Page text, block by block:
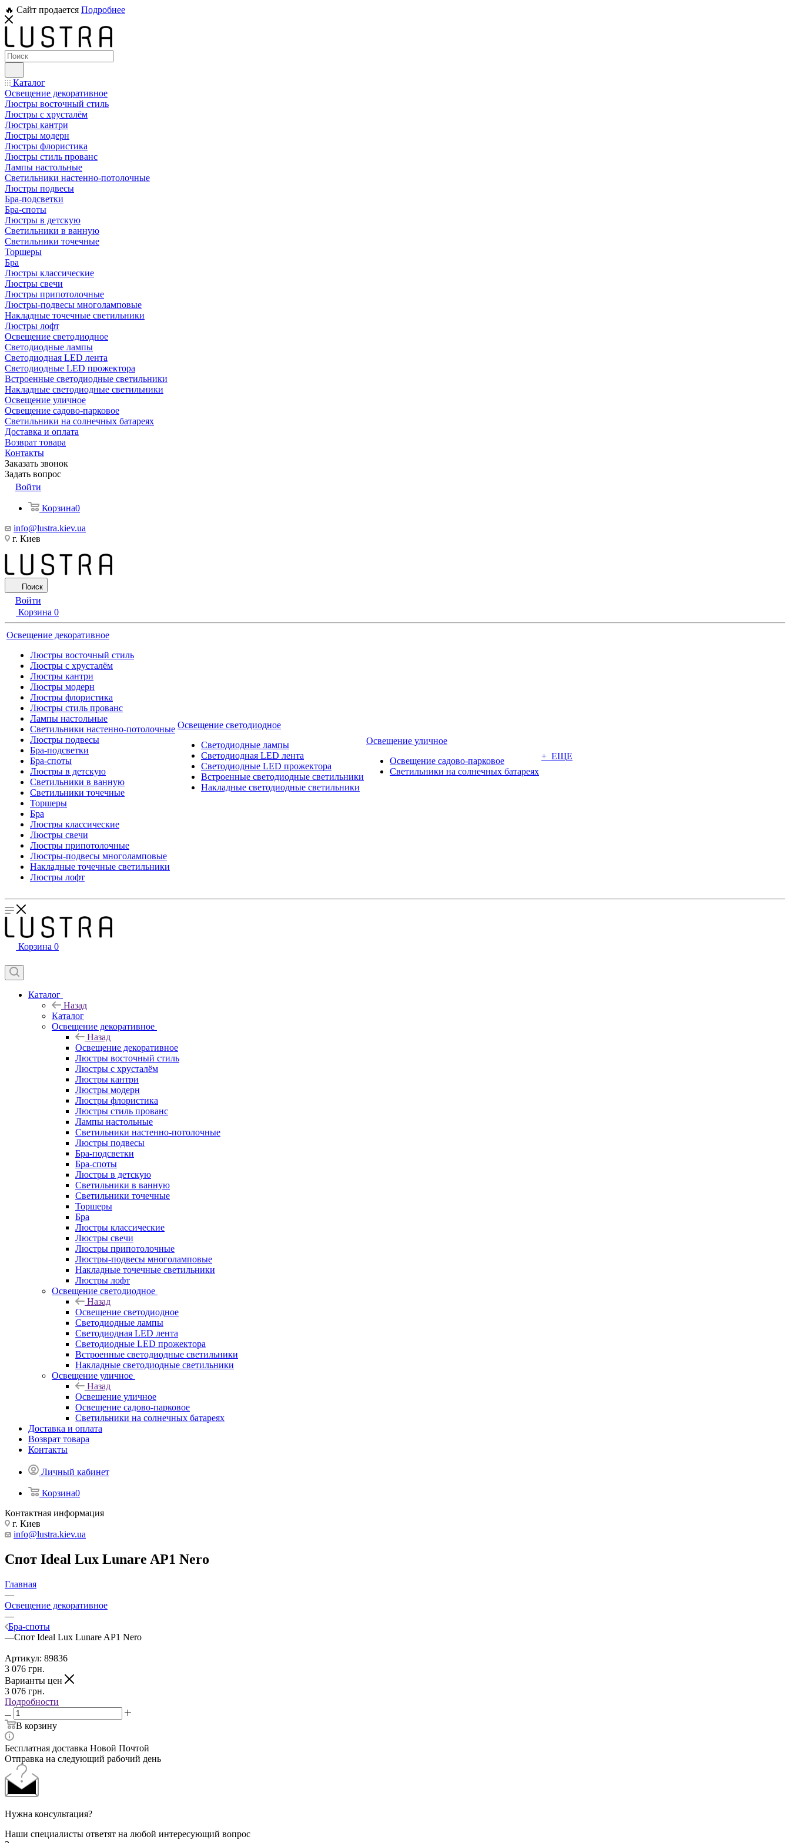
🔥 Сайт продается Подробнее
Каталог
Освещение декоративное
Люстры восточный стиль
Люстры с хрусталём
Люстры кантри
Люстры модерн
Люстры флористика
Люстры стиль прованс
Лампы настольные
Светильники настенно-потолочные
Люстры подвесы
Бра-подсветки
Бра-споты
Люстры в детскую
Светильники в ванную
Светильники точечные
Торшеры
Бра
Люстры классические
Люстры свечи
Люстры припотолочные
Люстры-подвесы многоламповые
Накладные точечные светильники
Люстры лофт
Освещение светодиодное
Светодиодные лампы
Светодиодная LED лента
Светодиодные LED прожектора
Встроенные светодиодные светильники
Накладные светодиодные светильники
Освещение уличное
Освещение садово-парковое
Светильники на солнечных батареях
Доставка и оплата
Возврат товара
Контакты
Заказать звонок
Задать вопрос
Войти
Корзина0
info@lustra.kiev.ua
г. Киев
Поиск
Войти
Корзина 0
Освещение декоративное
Люстры восточный стиль
Люстры с хрусталём
Люстры кантри
Люстры модерн
Люстры флористика
Люстры стиль прованс
Лампы настольные
Светильники настенно-потолочные
Люстры подвесы
Бра-подсветки
Бра-споты
Люстры в детскую
Светильники в ванную
Светильники точечные
Торшеры
Бра
Люстры классические
Люстры свечи
Люстры припотолочные
Люстры-подвесы многоламповые
Накладные точечные светильники
Люстры лофт
Освещение светодиодное
Светодиодные лампы
Светодиодная LED лента
Светодиодные LED прожектора
Встроенные светодиодные светильники
Накладные светодиодные светильники
Освещение уличное
Освещение садово-парковое
Светильники на солнечных батареях
+ ЕЩЕ
Корзина 0
Каталог
Назад
Каталог
Освещение декоративное
Назад
Освещение декоративное
Люстры восточный стиль
Люстры с хрусталём
Люстры кантри
Люстры модерн
Люстры флористика
Люстры стиль прованс
Лампы настольные
Светильники настенно-потолочные
Люстры подвесы
Бра-подсветки
Бра-споты
Люстры в детскую
Светильники в ванную
Светильники точечные
Торшеры
Бра
Люстры классические
Люстры свечи
Люстры припотолочные
Люстры-подвесы многоламповые
Накладные точечные светильники
Люстры лофт
Освещение светодиодное
Назад
Освещение светодиодное
Светодиодные лампы
Светодиодная LED лента
Светодиодные LED прожектора
Встроенные светодиодные светильники
Накладные светодиодные светильники
Освещение уличное
Назад
Освещение уличное
Освещение садово-парковое
Светильники на солнечных батареях
Доставка и оплата
Возврат товара
Контакты
Личный кабинет
Корзина0
Контактная информация
г. Киев
info@lustra.kiev.ua
Спот Ideal Lux Lunare AP1 Nero
Главная
—
Освещение декоративное
—
Бра-споты
—Спот Ideal Lux Lunare AP1 Nero
Артикул: 89836
3 076 грн.
Варианты цен
3 076 грн.
Подробности
В корзину
Бесплатная доставка Новой Почтой
Отправка на следующий рабочий день
Нужна консультация?
Наши специалисты ответят на любой интересующий вопрос